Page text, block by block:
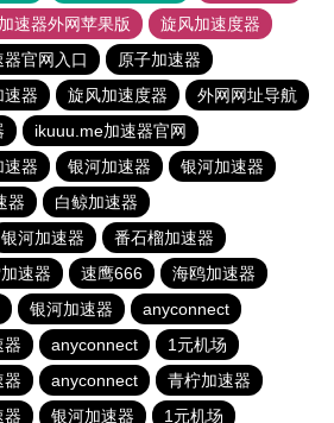
速器外网苹果版
旋风加速度器
官网入口
原子加速器
速器 旋风加速度器
外网网址导航
ikuuu.me加速器官网
速器 银河加速器
银河加速器
器
白鲸加速器
银河加速器
番石榴加速器
速器 速鹰666
海鸥加速器
银河加速器
anyconnect
器 anyconnect
1元机场
器 anyconnect
青柠加速器
器 银河加速器 1元机场